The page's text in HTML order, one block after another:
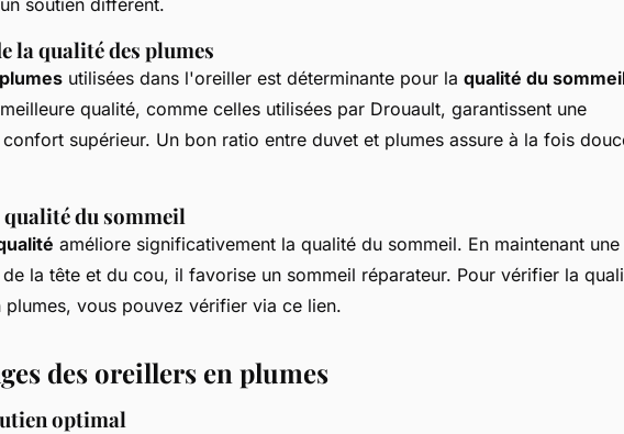
la qualité des plumes
utilisées dans l'oreiller est déterminante pour la qualité du
qualité, comme celles utilisées par Drouault, garantissent une
supérieur. Un bon ratio entre duvet et plumes assure à la fois
du sommeil
améliore significativement la qualité du sommeil. En maintenant une
la tête et du cou, il favorise un sommeil réparateur. Pour vérifier la
plumes, vous pouvez vérifier via ce lien.
des oreillers en plumes
optimal